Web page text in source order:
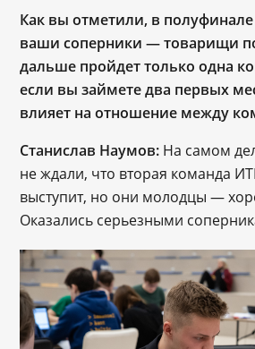
Как вы отметили, в полуфинале
ваши соперники— товарищи
дальше пройдет только одна
если вы займете два первых
влияет на отношение между
Станислав Наумов: На самом
не ждали, что вторая команда
выступит, но они молодцы —
Оказались серьезными